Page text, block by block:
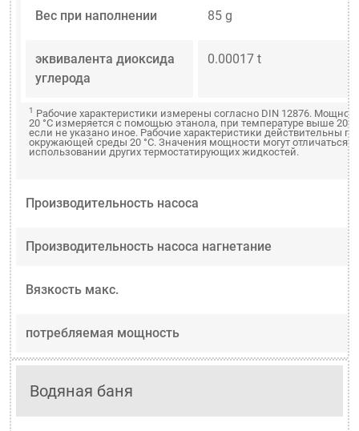
Вес при наполнении 85 g
эквивалента диоксида
углерода
0.00017 t
1 Рабочие характеристики измерены согласно DIN 12876.
20 °C измеряется с помощью этанола, при температуре выше 20
если не указано иное. Рабочие характеристики действительны
окружающей среды 20 °C. Значения мощности могут отличаться
использовании других термостатирующих жидкостей.
Производительность насоса
Производительность насоса нагнетание
Вязкость макс.
потребляемая мощность
Водяная баня